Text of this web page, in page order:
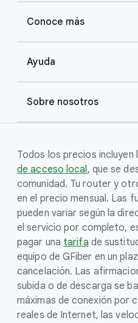
Conoce más
Ayuda
Sobre nosotros
Todos los precios incluyen
de acceso local, que se
comunidad. Tu router y
en el precio mensual. Las
pueden variar según la
el servicio por completo,
pagar una tarifa de
equipo de GFiber en un
cancelación. Las
subida o de descarga se
máximas de conexión por
reales de Internet, las